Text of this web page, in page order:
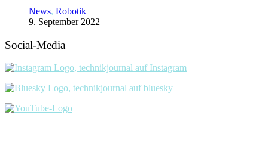
News, Robotik
9. September 2022
Social-Media